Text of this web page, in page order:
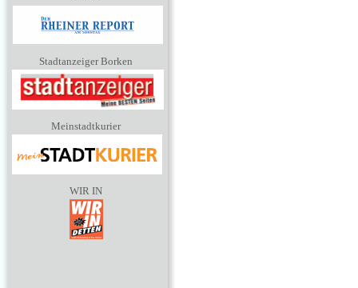
Stadtanzeiger Borken
Meinstadtkurier
WIR IN